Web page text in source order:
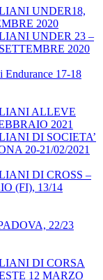
UNDER18,
2020
UNDER 23 –
2020
Endurance 17-18
ALLEVE
2021
DI SOCIETA’
20-21/02/2021
DI CROSS –
(FI), 13/14
22/23
DI CORSA
12 MARZO